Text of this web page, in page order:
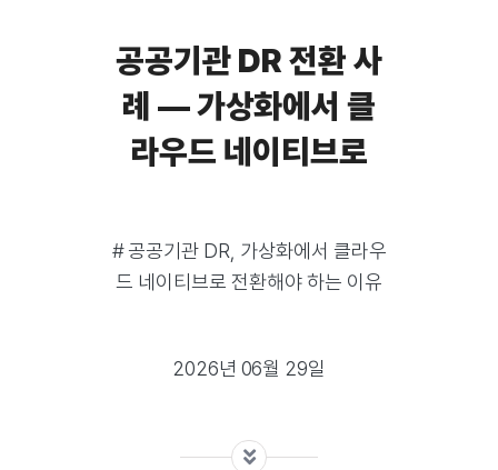
공공기관 DR 전환 사
례 — 가상화에서 클
라우드 네이티브로
# 공공기관 DR, 가상화에서 클라우
드 네이티브로 전환해야 하는 이유
2026년 06월 29일